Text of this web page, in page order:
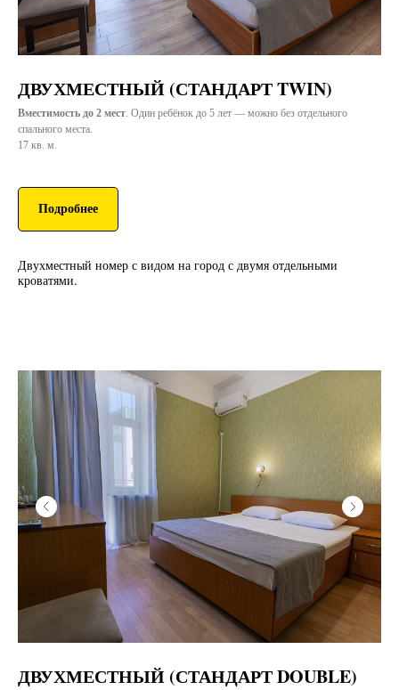
ДВУХМЕСТНЫЙ (СТАНДАРТ TWIN)
Вместимость до 2 мест. Один ребёнок до 5 лет — можно без отдельного
спального места.
17 кв. м.
Подробнее
Двухместный номер с видом на город с двумя отдельными
кроватями.
ДВУХМЕСТНЫЙ (СТАНДАРТ DOUBLE)